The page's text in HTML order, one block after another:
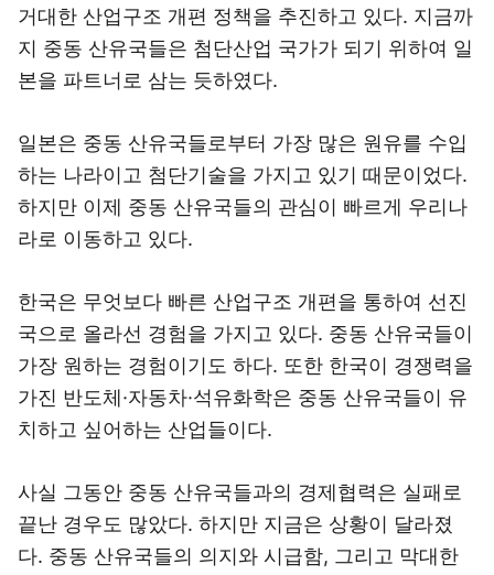
거대한 산업구조 개편 정책을 추진하고 있다. 지금까
지 중동 산유국들은 첨단산업 국가가 되기 위하여 일
본을 파트너로 삼는 듯하였다.
일본은 중동 산유국들로부터 가장 많은 원유를 수입
하는 나라이고 첨단기술을 가지고 있기 때문이었다.
하지만 이제 중동 산유국들의 관심이 빠르게 우리나
라로 이동하고 있다.
한국은 무엇보다 빠른 산업구조 개편을 통하여 선진
국으로 올라선 경험을 가지고 있다. 중동 산유국들이
가장 원하는 경험이기도 하다. 또한 한국이 경쟁력을
가진 반도체·자동차·석유화학은 중동 산유국들이 유
치하고 싶어하는 산업들이다.
사실 그동안 중동 산유국들과의 경제협력은 실패로
끝난 경우도 많았다. 하지만 지금은 상황이 달라졌
다. 중동 산유국들의 의지와 시급함, 그리고 막대한